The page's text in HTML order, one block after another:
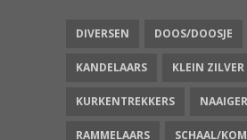
DIVERSEN DOOS/DOOSJE
KANDELAARS KLEIN ZILVER
KURKENTREKKERS
RAMMELAARS SCHAAL/